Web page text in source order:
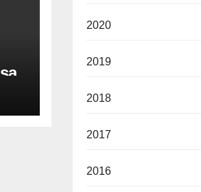
2020
2019
2018
2017
2016